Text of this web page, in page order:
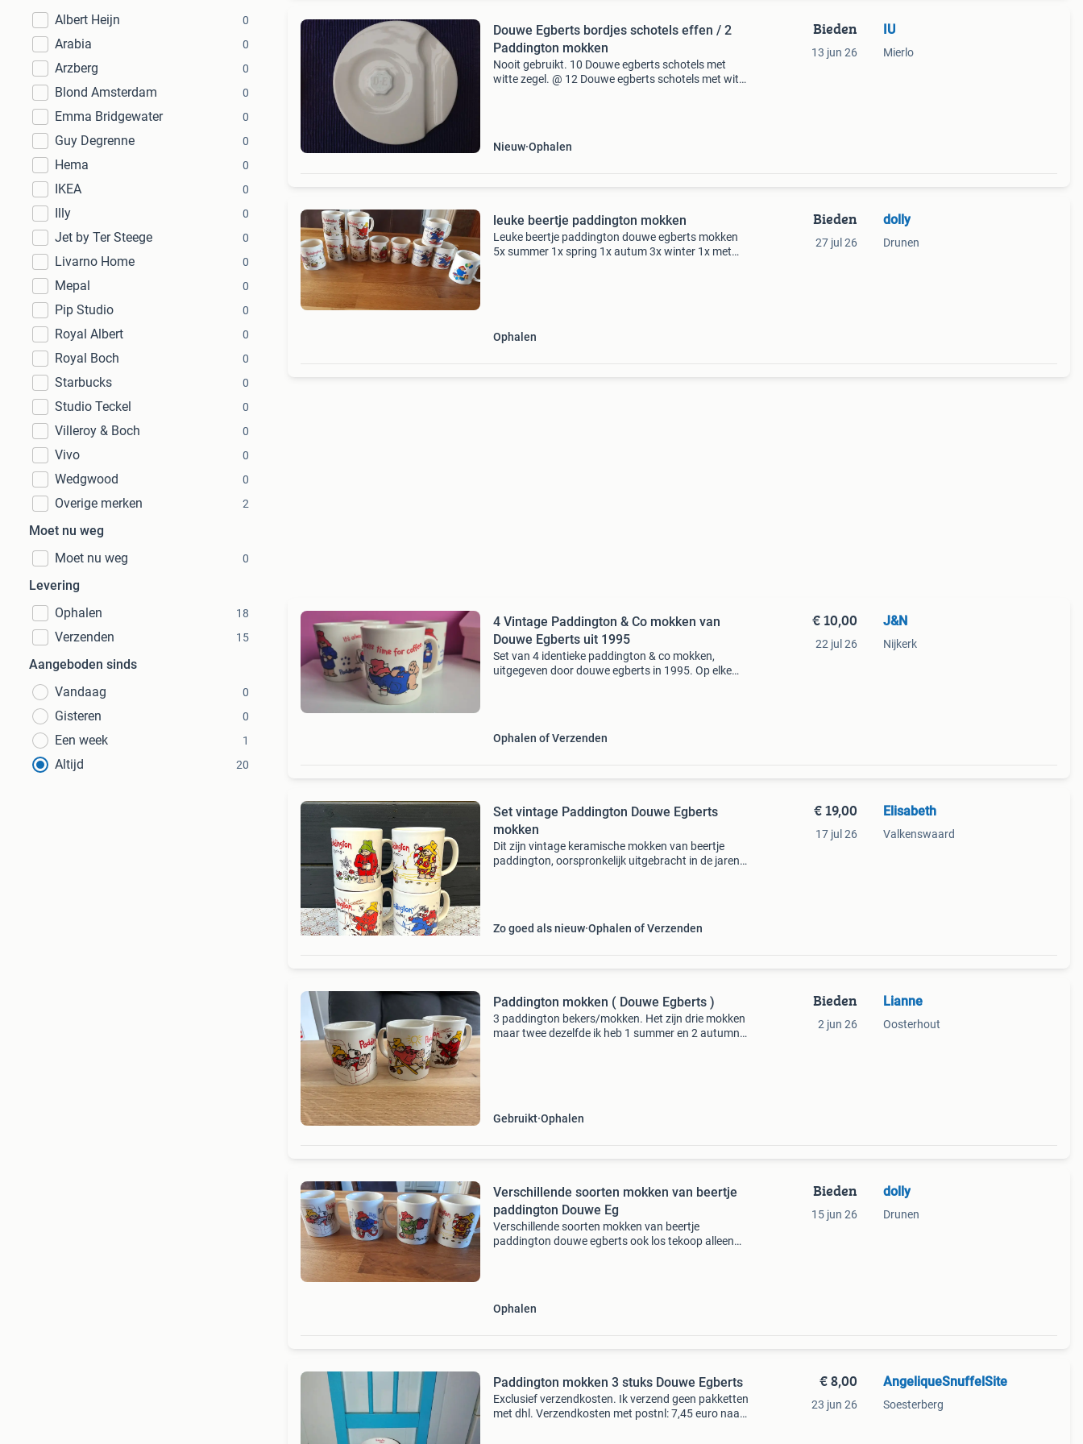
Albert Heijn 0
Arabia 0
Arzberg 0
Blond Amsterdam 0
Emma Bridgewater 0
Guy Degrenne 0
Hema 0
IKEA 0
Illy 0
Jet by Ter Steege 0
Livarno Home 0
Mepal 0
Pip Studio 0
Royal Albert 0
Royal Boch 0
Starbucks 0
Studio Teckel 0
Villeroy & Boch 0
Vivo 0
Wedgwood 0
Overige merken 2
Moet nu weg
Moet nu weg
0
Levering
Ophalen
18
Verzenden 15
Aangeboden sinds
Vandaag
0
Gisteren 0
Een week 1
Altijd 20
Douwe Egberts bordjes schotels effen / 2
Paddington mokken
Nooit gebruikt. 10 Douwe egberts schotels met
witte zegel. @ 12 Douwe egberts schotels met witte
Nieuw Ophalen
Bieden
13 jun 26
IU
Mierlo
leuke beertje paddington mokken
Leuke beertje paddington douwe egberts mokken
5x summer 1x spring 1x autum 3x winter 1x met
Ophalen
Bieden
27 jul 26
dolly
Drunen
4 Vintage Paddington & Co mokken van
Douwe Egberts uit 1995
Set van 4 identieke paddington & co mokken,
uitgegeven door douwe egberts in 1995. Op elke
Ophalen of Verzenden
€ 10,00
22 jul 26
J&N
Nijkerk
Set vintage Paddington Douwe Egberts
mokken
Dit zijn vintage keramische mokken van beertje
paddington, oorspronkelijk uitgebracht in de jaren
Zo goed als nieuw Ophalen of Verzenden
€ 19,00
17 jul 26
Elisabeth
Valkenswaard
Paddington mokken ( Douwe Egberts )
3 paddington bekers/mokken. Het zijn drie mokken
maar twee dezelfde ik heb 1 summer en 2 autumn
Gebruikt Ophalen
Bieden
2 jun 26
Lianne
Oosterhout
Verschillende soorten mokken van beertje
paddington Douwe Eg
Verschillende soorten mokken van beertje
paddington douwe egberts ook los tekoop alleen
Ophalen
Bieden
15 jun 26
dolly
Drunen
Paddington mokken 3 stuks Douwe Egberts
Exclusief verzendkosten. Ik verzend geen pakketten
met dhl. Verzendkosten met postnl: 7,45 euro naar
€ 8,00
23 jun 26
AngeliqueSnuffelSite
Soesterberg